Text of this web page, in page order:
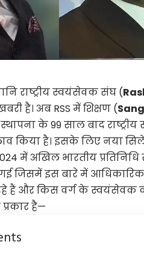
राष्ट्रीय स्वयंसेवक संघ (
है। अब RSS में शिक्षण (
के 99 साल बाद
किया है। इसके लिए नया
में अखिल भारतीय
जिसमें इस बारे में आधिकारिक
हैं और किस वर्ग के स्वयंसेवक
है—